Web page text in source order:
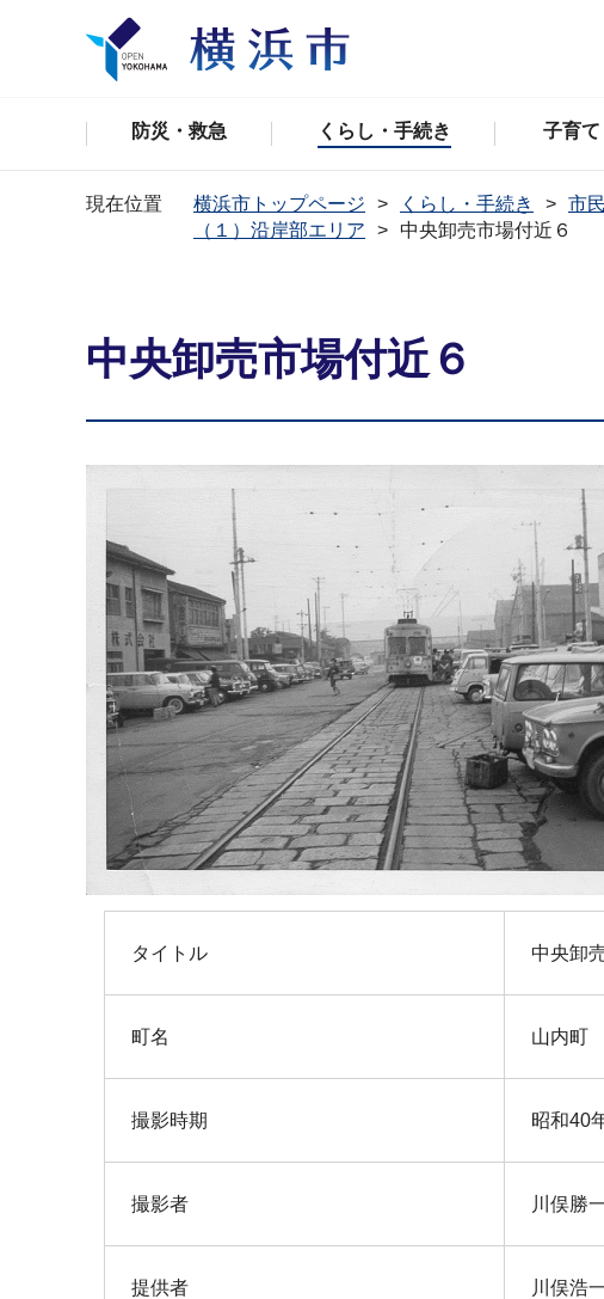
防災・救急 くらし・手続き 子育
現在位置 横浜市トップページ くらし・手続き 市
（１）沿岸部エリア
中央卸売市場付近６
中央卸売市場付近６
タイトル 中央卸
町名 山内町
撮影時期 昭和40
撮影者 川俣勝
提供者 川俣浩